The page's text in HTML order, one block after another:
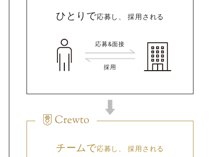
ひとりで応募し、 採用される
応募&面接
採用
チームで応募し、 採用される